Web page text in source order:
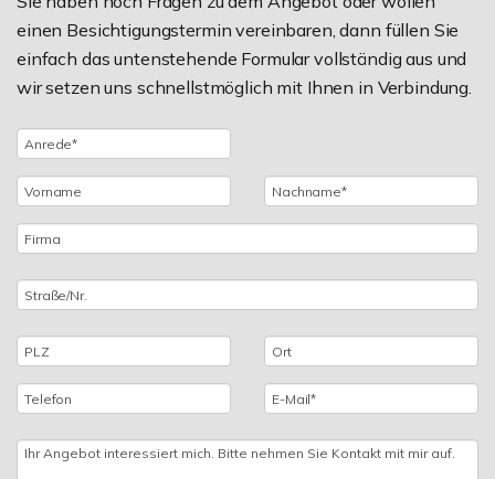
einen Besichtigungstermin vereinbaren, dann füllen Sie
einfach das untenstehende Formular vollständig aus und
wir setzen uns schnellstmöglich mit Ihnen in Verbindung.